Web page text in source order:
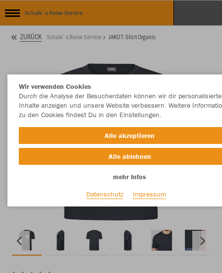
Schalk`s Reise Service
ZURÜCK Schalk`s Reise Service JAKO T-Shirt Organic
Wir verwenden Cookies
Durch die Analyse der Besucherdaten können wir dir personalisierte
Inhalte anzeigen und unsere Website verbessern. Weitere
zu den Cookies findest Du in den Einstellungen.
Alle akzeptieren
Alle ablehnen
mehr Infos
Datenschutz
Impressum